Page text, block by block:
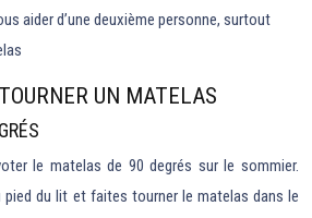
aider d’une deuxième personne, surtout
UN MATELAS
le matelas de 90 degrés sur le sommier.
pied du lit et faites tourner le matelas dans le